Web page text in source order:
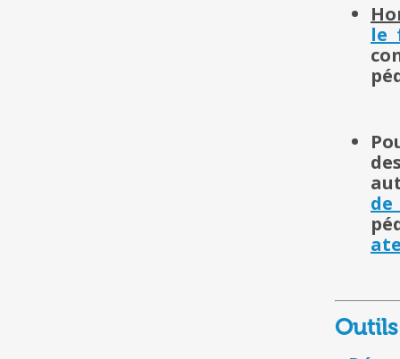
le
Outils